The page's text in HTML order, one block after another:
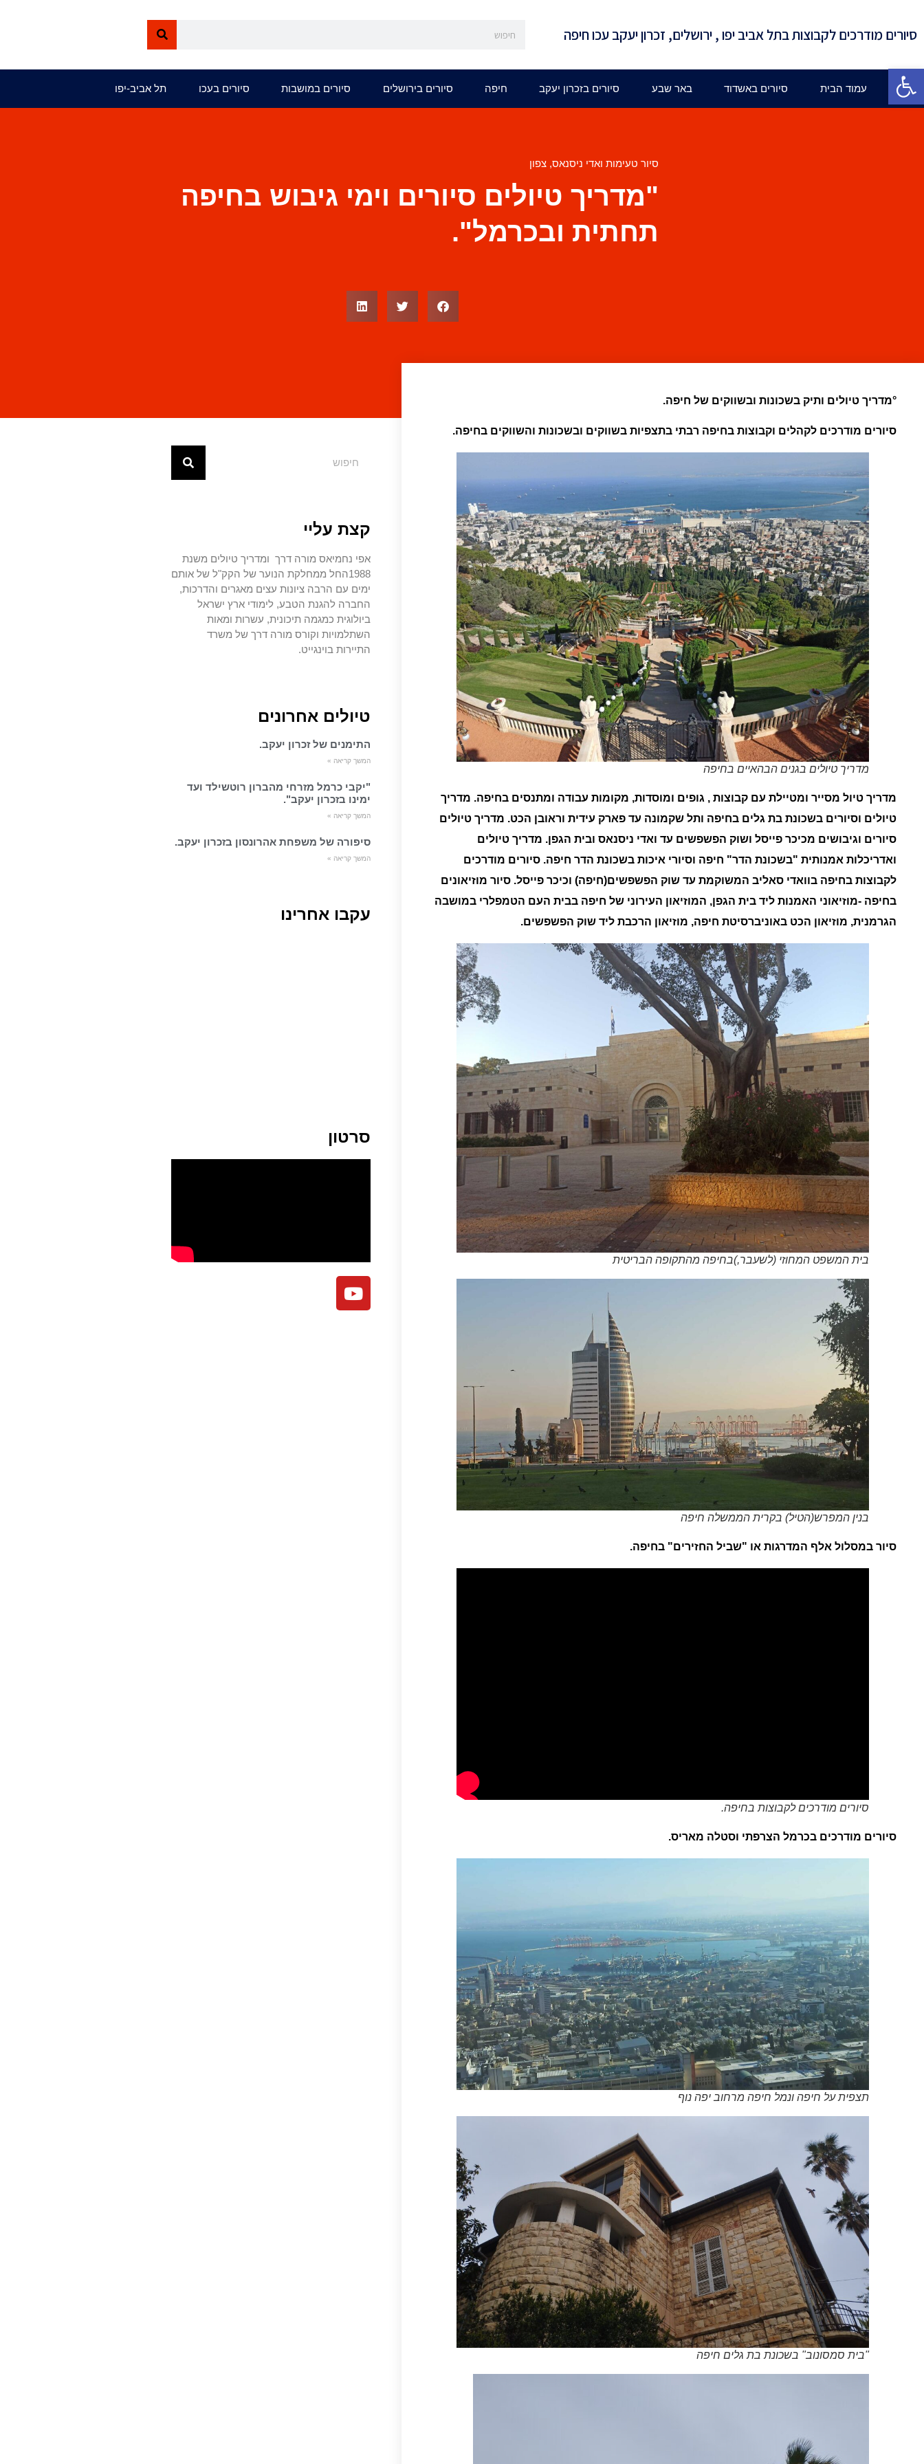
פתח סרגל נגישות
סיורים מודרכים לקבוצות בתל אביב יפו , ירושלים, זכרון יעקב עכו חיפה
עמוד הבית סיורים באשדוד באר שבע סיורים בזכרון יעקב חיפה סיורים בירושלים סיורים במושבות סיורים בעכו תל אביב-יפו
סיור טעימות ואדי ניסנאס,צפון
"מדריך טיולים סיורים וימי גיבוש בחיפה
תחתית ובכרמל".
°מדריך טיולים ותיק בשכונות ובשווקים של חיפה.
סיורים מודרכים לקהלים וקבוצות בחיפה רבתי בתצפיות בשווקים ובשכונות והשווקים בחיפה.
מדריך טיולים בגנים הבהאיים בחיפה
מדריך טיול מסייר ומטיילת עם קבוצות , גופים ומוסדות, מקומות עבודה ומתנסים בחיפה. מדריך
טיולים וסיורים בשכונת בת גלים בחיפה ותל שקמונה עד פארק עידית וראובן הכט. מדריך טיולים
סיורים וגיבושים מכיכר פייסל ושוק הפשפשים עד ואדי ניסנאס ובית הגפן. מדריך טיולים
ואדריכלות אמנותית "בשכונת הדר" חיפה וסיורי איכות בשכונת הדר חיפה. סיורים מודרכים
לקבוצות בחיפה בוואדי סאליב המשוקמת עד שוק הפשפשים(חיפה) וכיכר פייסל. סיור מוזיאונים
בחיפה -מוזיאוני האמנות ליד בית הגפן, המוזיאון העירוני של חיפה בבית העם הטמפלרי במושבה
הגרמנית, מוזיאון הכט באוניברסיטת חיפה, מוזיאון הרכבת ליד שוק הפשפשים.
בית המשפט המחוזי (לשעבר,)בחיפה מהתקופה הבריטית
בנין המפרש(הטיל) בקרית הממשלה חיפה
סיור במסלול אלף המדרגות או "שביל החזירים" בחיפה.
סיורים מודרכים לקבוצות בחיפה.
סיורים מודרכים בכרמל הצרפתי וסטלה מאריס.
תצפית על חיפה ונמל חיפה מרחוב יפה נוף
"בית סמסונוב" בשכונת בת גלים חיפה
קצת עליי
אפי נחמיאס מורה דרך ומדריך טיולים משנת
1988החל ממחלקת הנוער של הקק"ל של אותם
ימים עם הרבה ציונות עצים מאגרים והדרכות,
החברה להגנת הטבע, לימודי ארץ ישראל
ביולוגית כמגמה תיכונית, עשרות ומאות
השתלמויות וקורס מורה דרך של משרד
התיירות בוינגייט.
טיולים אחרונים
התימנים של זכרון יעקב.
המשך קריאה »
"יקבי כרמל מזרחי מהברון רוטשילד ועד
ימינו בזכרון יעקב".
המשך קריאה »
סיפורה של משפחת אהרונסון בזכרון יעקב.
המשך קריאה »
עקבו אחרינו
סרטון